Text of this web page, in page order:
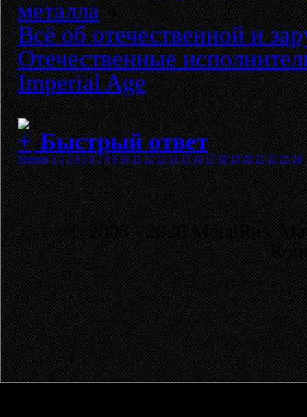
металла»
Всё об отечественной и
Отечественные
Imperial Age
Быстрый ответ
Sitemap 1 2 3 4 5 6 7 8 9 10 11 12 13 14 15 16 17 18 19 20 21 22 23 24
© 2003 - 2026 MetalRus.